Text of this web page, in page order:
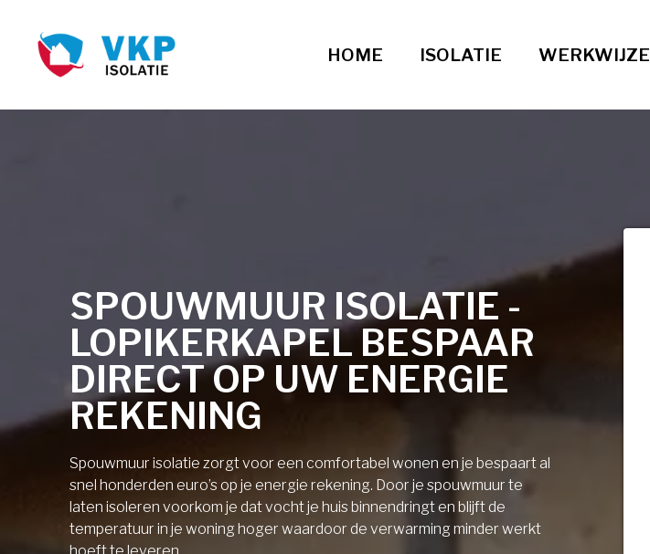
HOME ISOLATIE WERKWIJZE
SPOUWMUUR ISOLATIE -
LOPIKERKAPEL BESPAAR
DIRECT OP UW ENERGIE
REKENING
Spouwmuur isolatie zorgt voor een comfortabel wonen en je bespaart al
snel honderden euro’s op je energie rekening. Door je spouwmuur te
laten isoleren voorkom je dat vocht je huis binnendringt en blijft de
temperatuur in je woning hoger waardoor de verwarming minder werkt